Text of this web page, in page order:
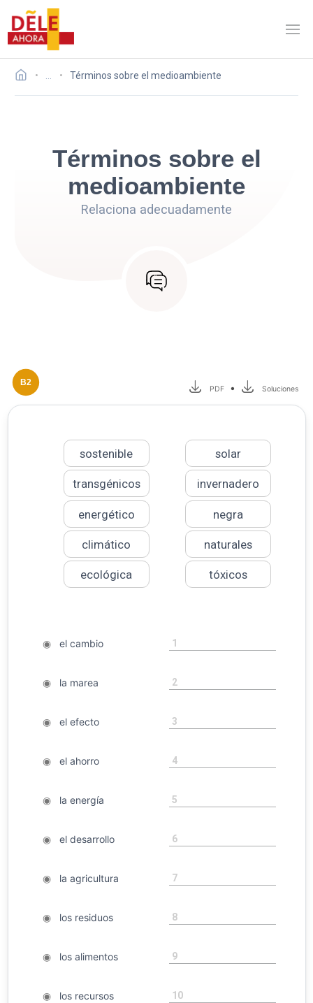
Términos sobre el medioambiente
Términos sobre el
medioambiente
Relaciona adecuadamente
B2
PDF • Soluciones
sostenible
transgénicos
energético
climático
ecológica
solar
invernadero
negra
naturales
tóxicos
◉el cambio
◉la marea
◉el efecto
◉el ahorro
◉la energía
◉el desarrollo
◉la agricultura
◉los residuos
◉los alimentos
◉los recursos
1
2
3
4
5
6
7
8
9
10